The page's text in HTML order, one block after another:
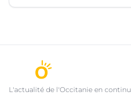
L'actualité de l'Occitanie en continu